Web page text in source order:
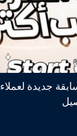
جديدة لعملاء